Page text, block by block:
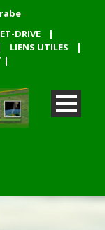
DRIVE
|
LIENS UTILES
|
|